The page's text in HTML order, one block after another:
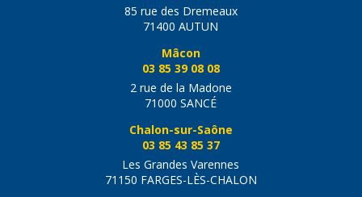
85 rue des Dremeaux
71400 AUTUN
Mâcon
03 85 39 08 08
2 rue de la Madone
71000 SANCÉ
Chalon-sur-Saône
03 85 43 85 37
Les Grandes Varennes
71150 FARGES-LÈS-CHALON